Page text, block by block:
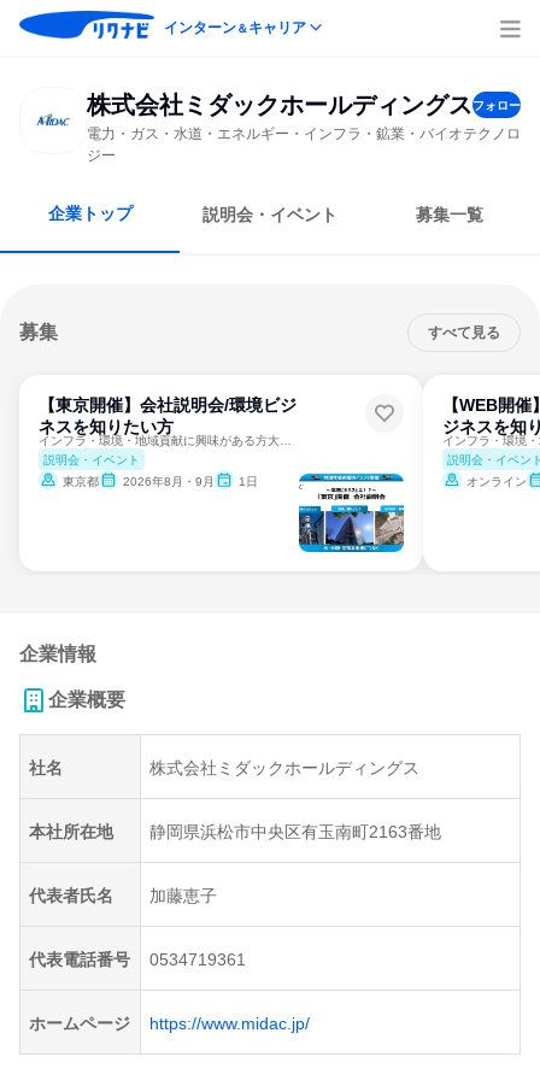
インターン＆キャリア
株式会社ミダックホールディングスフォロー
電力・ガス・水道・エネルギー・インフラ・鉱業・バイオテクノロ
ジー
企業トップ 説明会・イベント 募集一覧
募集 すべて見る
【東京開催】会社説明会/環境ビジ
ネスを知りたい方
説明会・イベント
東京都
2026年8月・9月 1日
【WEB開
ジネスを知
説明会・イベン
オンライン
企業情報
企業概要
社名 株式会社ミダックホールディングス
本社所在地 静岡県浜松市中央区有玉南町2163番地
代表者氏名 加藤恵子
代表電話番号 0534719361
ホームページ https://www.midac.jp/